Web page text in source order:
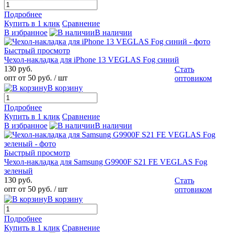
Подробнее
Купить в 1 клик Сравнение
В избранное
В наличии
Быстрый просмотр
Чехол-накладка для iPhone 13 VEGLAS Fog синий
130 руб.
опт от 50 руб. / шт
Стать
оптовиком
В корзину
Подробнее
Купить в 1 клик Сравнение
В избранное
В наличии
Быстрый просмотр
Чехол-накладка для Samsung G9900F S21 FE VEGLAS Fog
зеленый
130 руб.
опт от 50 руб. / шт
Стать
оптовиком
В корзину
Подробнее
Купить в 1 клик Сравнение